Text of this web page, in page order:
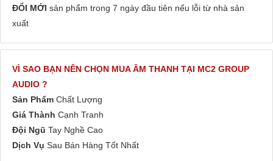
ĐỔI MỚI sản phẩm trong 7 ngày đầu tiên nếu lỗi từ nhà sản
xuất
VÌ SAO BẠN NÊN CHỌN MUA ÂM THANH TẠI MC2 GROUP
AUDIO ?
Sản Phẩm Chất Lượng
Giá Thành Cạnh Tranh
Đội Ngũ Tay Nghề Cao
Dịch Vụ Sau Bán Hàng Tốt Nhất